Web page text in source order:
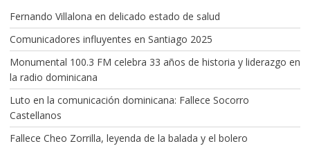
Fernando Villalona en delicado estado de salud
Comunicadores influyentes en Santiago 2025
Monumental 100.3 FM celebra 33 años de historia y liderazgo en
la radio dominicana
Luto en la comunicación dominicana: Fallece Socorro
Castellanos
Fallece Cheo Zorrilla, leyenda de la balada y el bolero